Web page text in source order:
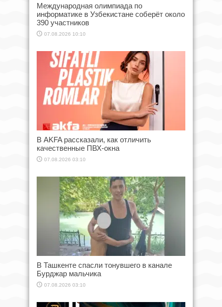
Международная олимпиада по
информатике в Узбекистане соберёт около
390 участников
07.08.2026 10:10
В AKFA рассказали, как отличить
качественные ПВХ-окна
07.08.2026 03:10
В Ташкенте спасли тонувшего в канале
Бурджар мальчика
07.08.2026 03:10